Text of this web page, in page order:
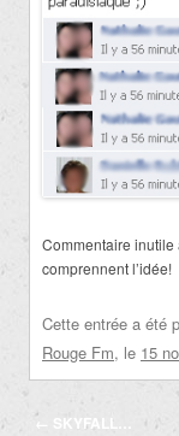
Commentaire inutile
comprennent l’idée!
Cette entrée a été
Rouge Fm, le 15
Navigation
← SKYFALL…